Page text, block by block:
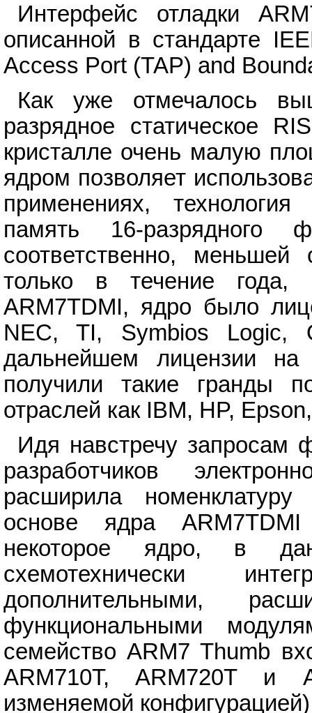
Интерфейс отладки
описанной в стандарте
Access Port (TAP) and
Как уже отмечалось
разрядное статическое
кристалле очень малую
ядром позволяет
применениях,
память 16-
соответственно,
только в течение года,
ARM7TDMI, ядро было
NEC, TI, Symbios
дальнейшем лицензии на
получили такие гранды
отраслей как IBM, HP,
Идя навстречу запросам
разработчиков
расширила
основе ядра
некоторое ядро, в
схемотехнически
дополнительными,
функциональными
семейство ARM7 Thumb
ARM710T, ARM720T и
изменяемой